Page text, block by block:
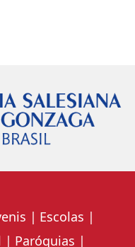
Escolas
Paróquias